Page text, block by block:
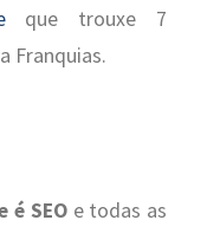
que trouxe 7
Franquias.
é SEO e todas as